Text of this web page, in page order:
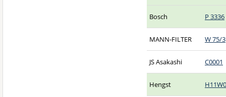
Bosch P 3336
MANN-FILTER W 75/3
JS Asakashi C0001
Hengst